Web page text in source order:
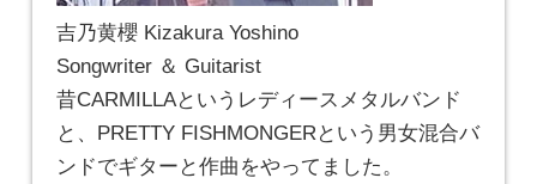
吉乃黄櫻 Kizakura Yoshino
Songwriter ＆ Guitarist
昔CARMILLAというレディースメタルバンド
と、PRETTY FISHMONGERという男女混合バ
ンドでギターと作曲をやってました。